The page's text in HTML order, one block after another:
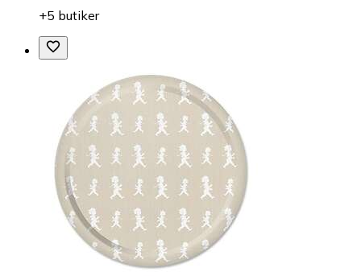
+5 butiker